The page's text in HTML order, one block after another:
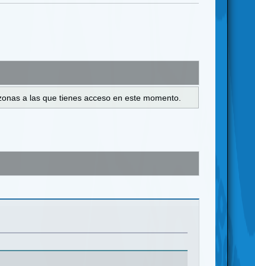
a las que tienes acceso en este momento.